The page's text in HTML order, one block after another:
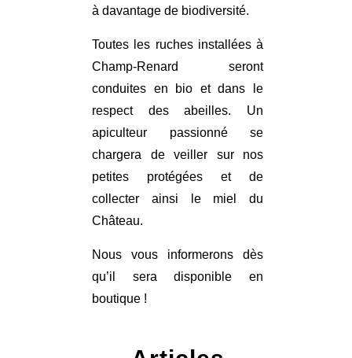
à davantage de biodiversité.
Toutes les ruches installées à
Champ-Renard seront
conduites en bio et dans le
respect des abeilles. Un
apiculteur passionné se
chargera de veiller sur nos
petites protégées et de
collecter ainsi le miel du
Château.
Nous vous informerons dès
qu’il sera disponible en
boutique !